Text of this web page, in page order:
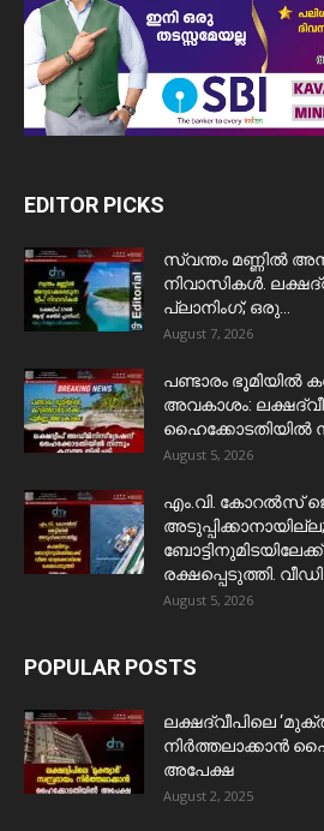
EDITOR PICKS
സ്വന്തം മണ്ണിൽ
നിവാസികൾ.
പ്ലാനിംഗ്; ഒരു...
August 7, 2026
പണ്ടാരം ഭൂമിയിൽ
അവകാശം:
ഹൈക്കോടതിയിൽ
August 5, 2026
​എം.വി. കോറൽസ്
രക്ഷപ്പെടുത്തി.
August 5, 2026
POPULAR POSTS
ലക്ഷദ്വീപിലെ
നിർത്തലാക്കാൻ
അപേക്ഷ
August 2, 2025